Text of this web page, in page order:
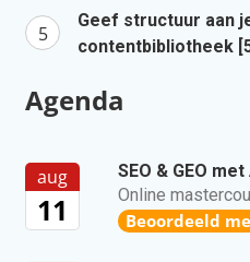
Geef structuur aan
contentbibliotheek
Agenda
aug
11
SEO & GEO met
Online
Beoordeeld